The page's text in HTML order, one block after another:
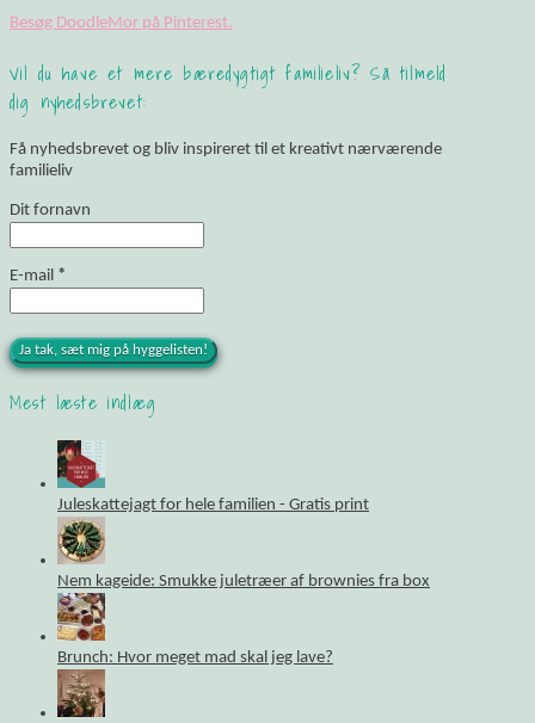
Besøg DoodleMor på Pinterest.
Vil du have et mere bæredygtigt familieliv? Så tilmeld
dig nyhedsbrevet:
Få nyhedsbrevet og bliv inspireret til et kreativt nærværende
familieliv
Dit fornavn
E-mail *
Mest læste indlæg
Juleskattejagt for hele familien - Gratis print
Nem kageide: Smukke juletræer af brownies fra box
Brunch: Hvor meget mad skal jeg lave?